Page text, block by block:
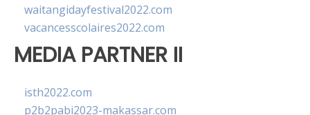
waitangidayfestival2022.com
vacancesscolaires2022.com
MEDIA PARTNER II
isth2022.com
p2b2pabi2023-makassar.com